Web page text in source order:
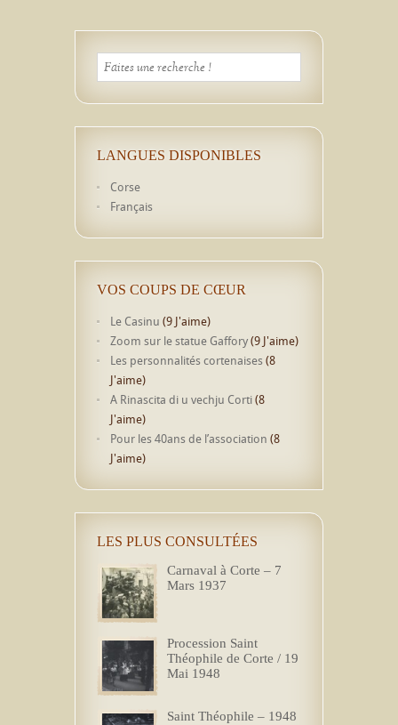
LANGUES DISPONIBLES
Corse
Français
VOS COUPS DE CŒUR
Le Casinu (9 J'aime)
Zoom sur le statue Gaffory(9 J'aime)
Les personnalités cortenaises (8
J'aime)
A Rinascita di u vechju Corti(8
J'aime)
Pour les 40ans de l’association (8
J'aime)
LES PLUS CONSULTÉES
Carnaval à Corte – 7
Mars 1937
Procession Saint
Théophile de Corte / 19
Mai 1948
Saint Théophile – 1948